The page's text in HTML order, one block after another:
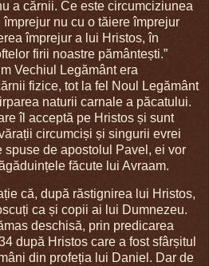
a cărnii. Ce este circumciziunea
împrejur nu cu o tăiere împrejur
împrejur a lui Hristos, în
firii noastre pământești.”
Vechiul Legământ era
fizice, tot la fel Noul Legământ
naturii carnale a păcatului.
îl acceptă pe Hristos și sunt
circumciși și singurii evrei
spuse de apostolul Pavel, ei vor
făcute lui Avraam.
că, după răstignirea lui Hristos,
ca și copii ai lui Dumnezeu.
deschisă, prin predicarea
după Hristos care a fost sfârșitul
din profeția lui Daniel. Dar de